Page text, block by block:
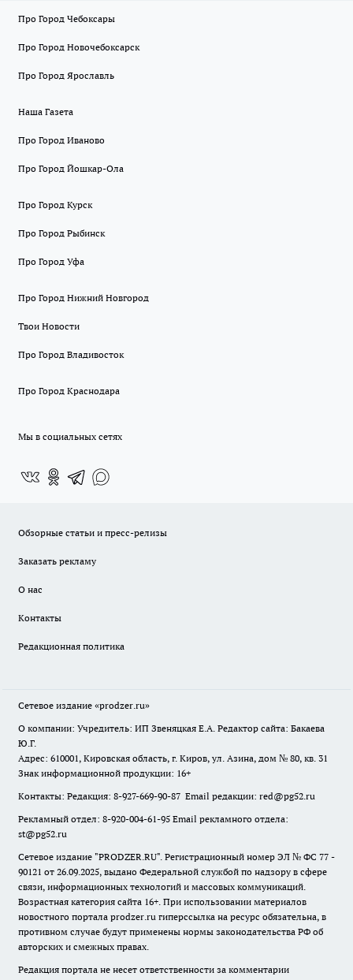
Про Город Чебоксары
Про Город Новочебоксарск
Про Город Ярославль
Наша Газета
Про Город Иваново
Про Город Йошкар-Ола
Про Город Курск
Про Город Рыбинск
Про Город Уфа
Про Город Нижний Новгород
Твои Новости
Про Город Владивосток
Про Город Краснодара
Мы в социальных сетях
Обзорные статьи и пресс-релизы
Заказать рекламу
О нас
Контакты
Редакционная политика
Сетевое издание «prodzer.ru»
О компании: Учредитель: ИП Звеняцкая Е.А. Редактор сайта: Бакаева
Ю.Г.
Адрес: 610001, Кировская область, г. Киров, ул. Азина, дом № 80, кв. 31
Знак информационной продукции: 16+
Контакты: Редакция: 8-927-669-90-87 Email редакции: red@pg52.ru
Рекламный отдел: 8-920-004-61-95 Email рекламного отдела:
st@pg52.ru
Сетевое издание "PRODZER.RU". Регистрационный номер ЭЛ № ФС 77 -
90121 от 26.09.2025, выдано Федеральной службой по надзору в сфере
связи, информационных технологий и массовых коммуникаций.
Возрастная категория сайта 16+. При использовании материалов
новостного портала prodzer.ru гиперссылка на ресурс обязательна, в
противном случае будут применены нормы законодательства РФ об
авторских и смежных правах.
Редакция портала не несет ответственности за комментарии